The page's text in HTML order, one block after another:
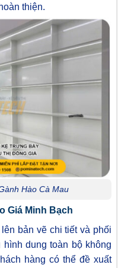
thiện.
Hào Cà Mau
Giá Minh Bạch
bản vẽ chi tiết và phối
dung toàn bộ không
hàng có thể đề xuất